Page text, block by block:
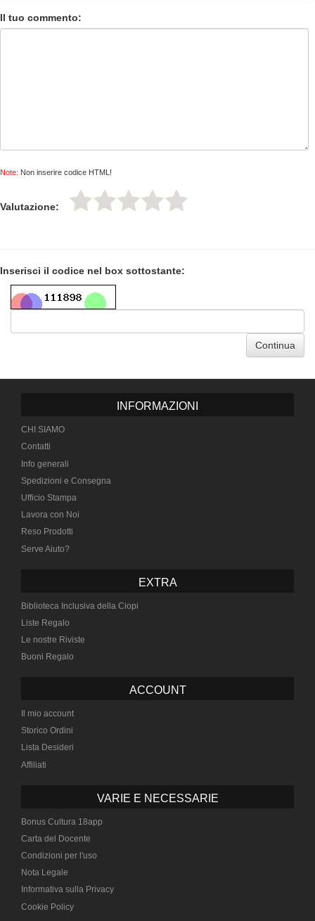
Il tuo commento:
Note: Non inserire codice HTML!
Valutazione:
Inserisci il codice nel box sottostante:
Continua
INFORMAZIONI
CHI SIAMO
Contatti
Info generali
Spedizioni e Consegna
Ufficio Stampa
Lavora con Noi
Reso Prodotti
Serve Aiuto?
EXTRA
Biblioteca Inclusiva della Ciopi
Liste Regalo
Le nostre Riviste
Buoni Regalo
ACCOUNT
Il mio account
Storico Ordini
Lista Desideri
Affiliati
VARIE E NECESSARIE
Bonus Cultura 18app
Carta del Docente
Condizioni per l'uso
Nota Legale
Informativa sulla Privacy
Cookie Policy